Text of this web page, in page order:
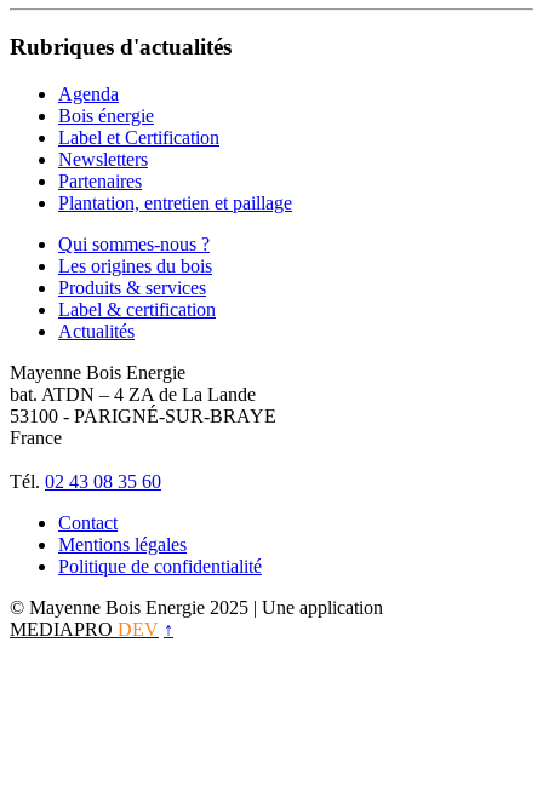
Rubriques d'actualités
Agenda
Bois énergie
Label et Certification
Newsletters
Partenaires
Plantation, entretien et paillage
Qui sommes-nous ?
Les origines du bois
Produits & services
Label & certification
Actualités
Mayenne Bois Energie
bat. ATDN – 4 ZA de La Lande
53100 - PARIGNÉ-SUR-BRAYE
France
Tél. 02 43 08 35 60
Contact
Mentions légales
Politique de confidentialité
© Mayenne Bois Energie 2025 | Une application
MEDIAPRO DEV ↑